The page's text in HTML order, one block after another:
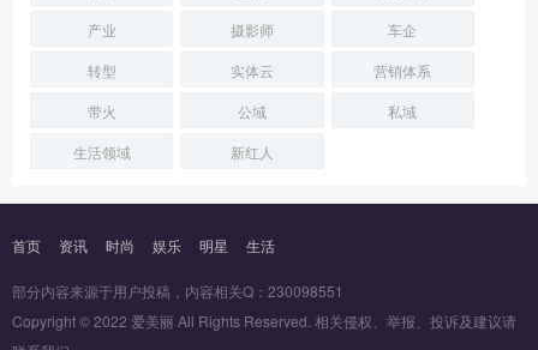
产业
摄影师
车企
转型
实体云
营销体系
带火
公域
私域
生活领域
新红人
首页 资讯 时尚 娱乐 明星 生活
部分内容来源于用户投稿，内容相关Q：230098551
Copyright © 2022 爱美丽 All Rights Reserved. 相关侵权、举报、投诉及建议请